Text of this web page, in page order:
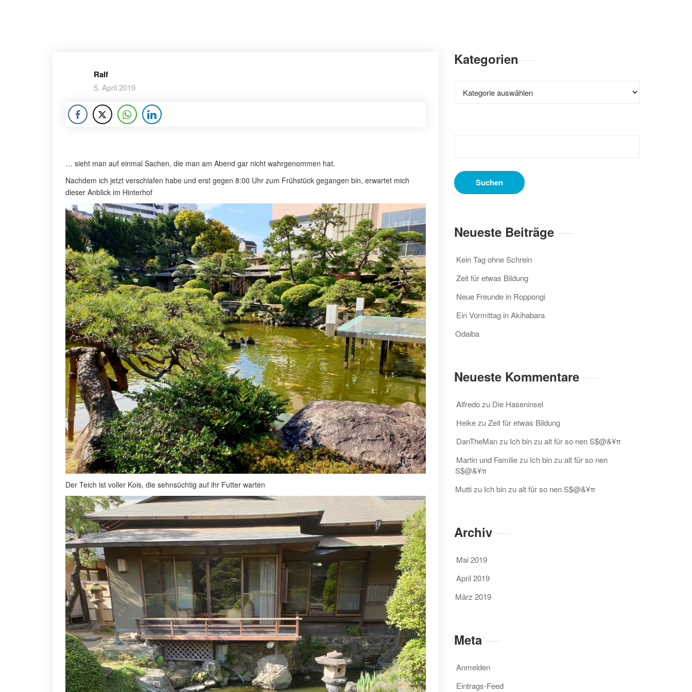
Ralf
5. April 2019
… sieht man auf einmal Sachen, die man am Abend gar nicht wahrgenommen hat.
Nachdem ich jetzt verschlafen habe und erst gegen 8:00 Uhr zum Frühstück gegangen bin, erwartet mich
dieser Anblick im Hinterhof
Der Teich ist voller Kois, die sehnsüchtig auf ihr Futter warten
Kategorien
Neueste Beiträge
Kein Tag ohne Schrein
Zeit für etwas Bildung
Neue Freunde in Roppongi
Ein Vormittag in Akihabara
Odaiba
Neueste Kommentare
Alfredozu Die Haseninsel
HeikezuZeit für etwas Bildung
DanTheManzu Ich bin zu alt für so nen S$@&¥π
Martin und Familiezu Ich bin zu alt für so nen
S$@&¥π
Muttizu Ich bin zu alt für so nen S$@&¥π
Archiv
Mai 2019
April 2019
März 2019
Meta
Anmelden
Eintrags-Feed